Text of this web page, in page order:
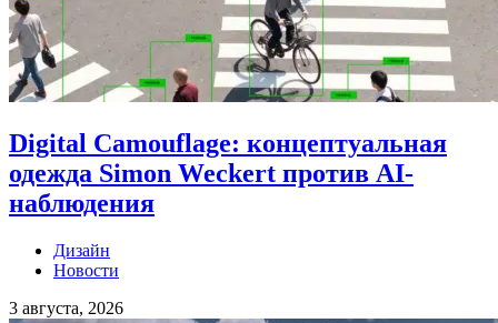
Digital Camouflage: концептуальная
одежда Simon Weckert против AI-
наблюдения
Дизайн
Новости
3 августа, 2026